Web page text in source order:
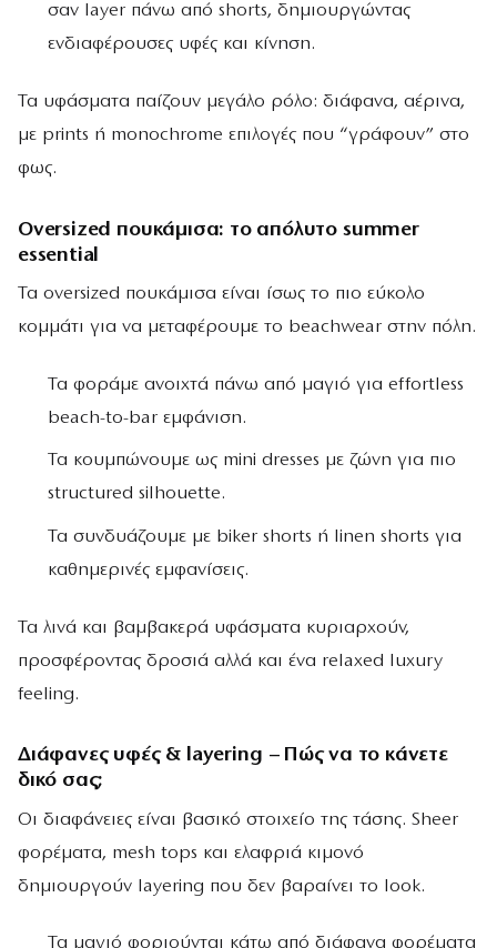
σαν layer πάνω από shorts, δημιουργώντας
ενδιαφέρουσες υφές και κίνηση.
Τα υφάσματα παίζουν μεγάλο ρόλο: διάφανα, αέρινα,
με prints ή monochrome επιλογές που “γράφουν” στο
φως.
Oversized πουκάμισα: το απόλυτο summer
essential
Τα oversized πουκάμισα είναι ίσως το πιο εύκολο
κομμάτι για να μεταφέρουμε το beachwear στην πόλη.
Τα φοράμε ανοιχτά πάνω από μαγιό για effortless
beach-to-bar εμφάνιση.
Τα κουμπώνουμε ως mini dresses με ζώνη για πιο
structured silhouette.
Τα συνδυάζουμε με biker shorts ή linen shorts για
καθημερινές εμφανίσεις.
Τα λινά και βαμβακερά υφάσματα κυριαρχούν,
προσφέροντας δροσιά αλλά και ένα relaxed luxury
feeling.
Διάφανες υφές & layering – Πώς να το κάνετε
δικό σας;
Οι διαφάνειες είναι βασικό στοιχείο της τάσης. Sheer
φορέματα, mesh tops και ελαφριά κιμονό
δημιουργούν layering που δεν βαραίνει το look.
Τα μαγιό φοριούνται κάτω από διάφανα φορέματα